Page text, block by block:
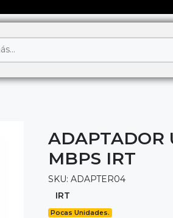
ADAPTADOR
MBPS IRT
SKU: ADAPTER04
IRT
Pocas Unidades.